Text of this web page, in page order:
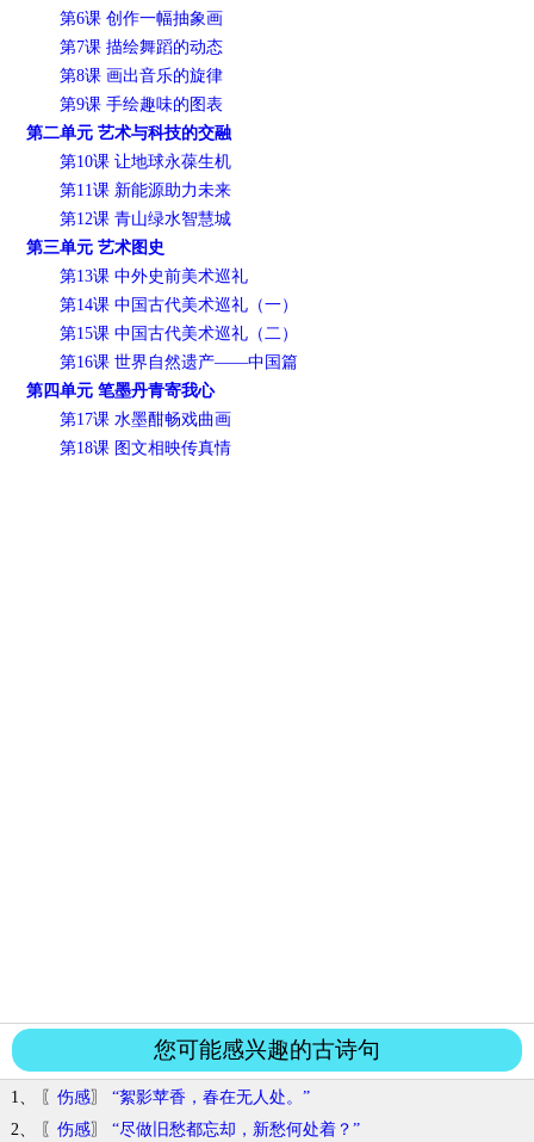
第6课 创作一幅抽象画
第7课 描绘舞蹈的动态
第8课 画出音乐的旋律
第9课 手绘趣味的图表
第二单元 艺术与科技的交融
第10课 让地球永葆生机
第11课 新能源助力未来
第12课 青山绿水智慧城
第三单元 艺术图史
第13课 中外史前美术巡礼
第14课 中国古代美术巡礼（一）
第15课 中国古代美术巡礼（二）
第16课 世界自然遗产——中国篇
第四单元 笔墨丹青寄我心
第17课 水墨酣畅戏曲画
第18课 图文相映传真情
您可能感兴趣的古诗句
1、 〖 伤感〗 “絮影苹香，春在无人处。”
2、 〖 伤感〗 “尽做旧愁都忘却，新愁何处着？”